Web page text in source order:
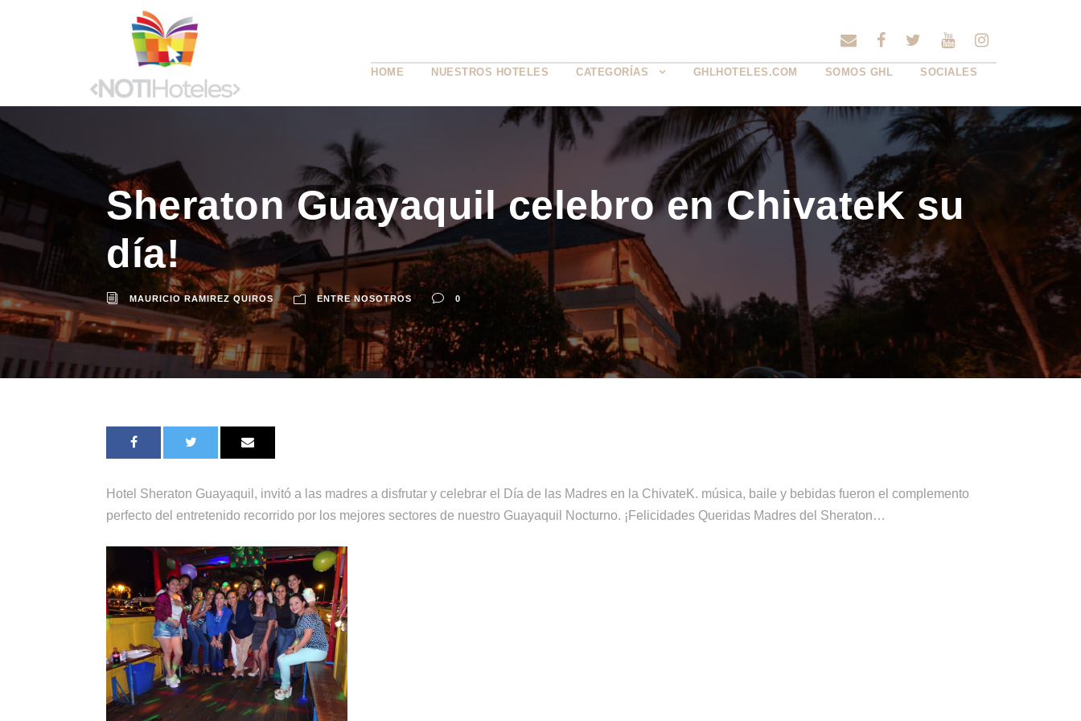
HOME NUESTROS HOTELES CATEGORÍAS GHLHOTELES.COM SOMOS GHL SOCIALES
Sheraton Guayaquil celebro en ChivateK su
día!
MAURICIO RAMIREZ QUIROS ENTRE NOSOTROS 0
Hotel Sheraton Guayaquil, invitó a las madres a disfrutar y celebrar el Día de las Madres en la ChivateK. música, baile y bebidas fueron el complemento
perfecto del entretenido recorrido por los mejores sectores de nuestro Guayaquil Nocturno. ¡Felicidades Queridas Madres del Sheraton…